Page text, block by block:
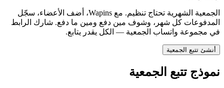
الجمعية الشهرية تحتاج تنظيم. مع Wapins، أضف الأعضاء، سجّل
المدفوعات كل شهر، وشوف مين دفع ومين ما دفع. شارك الرابط
في مجموعة واتساب الجمعية — الكل يقدر يتابع.
أنشئ تتبع الجمعية
نموذج تتبع الجمعية